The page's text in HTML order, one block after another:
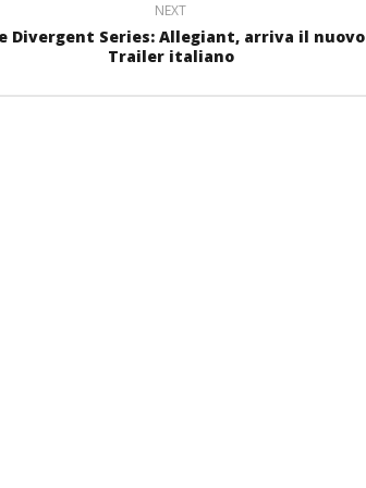
NEXT
Divergent Series: Allegiant, arriva il nuovo
Trailer italiano